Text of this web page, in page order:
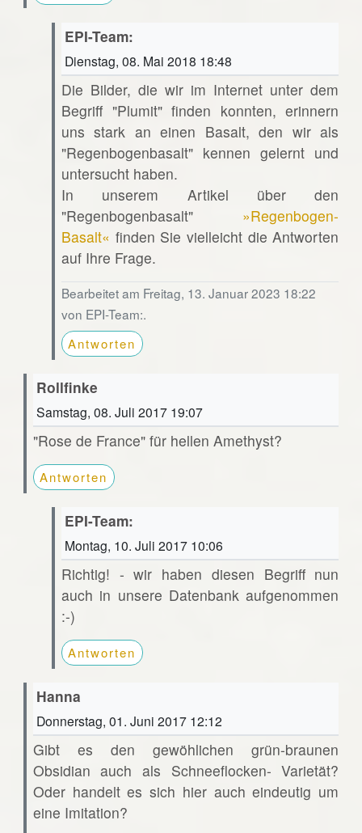
EPI-Team:
Dienstag, 08. Mai 2018 18:48
Die Bilder, die wir im Internet unter dem
Begriff "Plumit" finden konnten, erinnern
uns stark an einen Basalt, den wir als
"Regenbogenbasalt" kennen gelernt und
untersucht haben.
In unserem Artikel über den
"Regenbogenbasalt" »Regenbogen-
Basalt« finden Sie vielleicht die Antworten
auf Ihre Frage.
Bearbeitet am Freitag, 13. Januar 2023 18:22
von EPI-Team:.
Antworten
Rollfinke
Samstag, 08. Juli 2017 19:07
"Rose de France" für hellen Amethyst?
Antworten
EPI-Team:
Montag, 10. Juli 2017 10:06
Richtig! - wir haben diesen Begriff nun
auch in unsere Datenbank aufgenommen
:-)
Antworten
Hanna
Donnerstag, 01. Juni 2017 12:12
Gibt es den gewöhlichen grün-braunen
Obsidian auch als Schneeflocken- Varietät?
Oder handelt es sich hier auch eindeutig um
eine Imitation?